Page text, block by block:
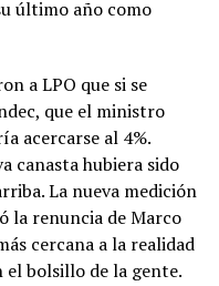
último año como
a LPO que si se
que el ministro
acercarse al 4%.
canasta hubiera sido
La nueva medición
la renuncia de Marco
cercana a la realidad
el bolsillo de la gente.